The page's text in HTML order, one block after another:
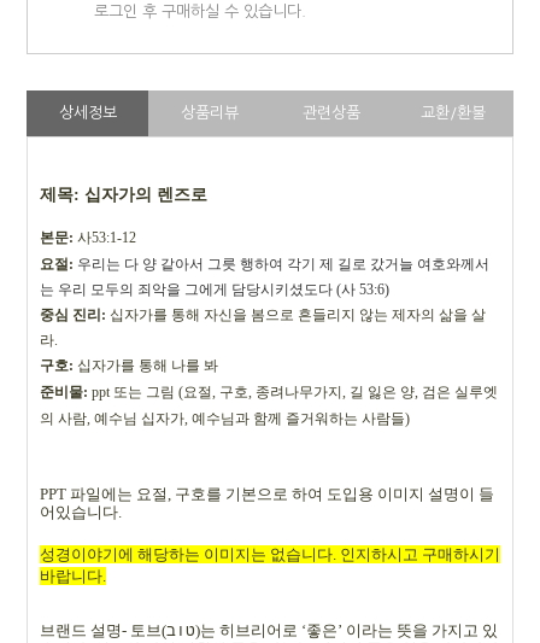
로그인 후 구매하실 수 있습니다.
상세정보 상품리뷰 관련상품 교환/환불
제목: 십자가의 렌즈로
본문: 사53:1-12
요절: 우리는 다 양 같아서 그릇 행하여 각기 제 길로 갔거늘 여호와께서
는 우리 모두의 죄악을 그에게 담당시키셨도다 (사 53:6)
중심 진리 : 십자가를 통해 자신을 봄으로 흔들리지 않는 제자의 삶을 살
라.
구호: 십자가를 통해 나를 봐
준비물: ppt 또는 그림 (요절, 구호, 종려나무가지 , 길 잃은 양, 검은 실루엣
의 사람, 예수님 십자가, 예수님과 함께 즐거워하는 사람들)
PPT 파일에는 요절 구호를 기본으로 하여 도입용 이미지 설명이 들
어있습니다
성경이야기에 해당하는 이미지는 없습니다 인지하시고 구매하시기
바랍니다
브랜드 설명- 토브(טוב)는 히브리어로 ‘좋은’ 이라는 뜻을 가지고 있